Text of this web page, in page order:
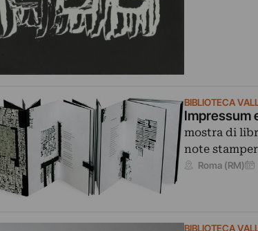
BIBLIOTECA
Impressum
mostra di
note
Roma (RM)
BIBLIOTECA